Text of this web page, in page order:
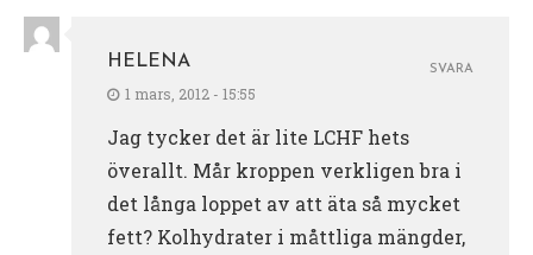
HELENA
1 mars, 2012 - 15:55
Jag tycker det är lite LCHF hets
överallt. Mår kroppen verkligen bra i
det långa loppet av att äta så mycket
fett? Kolhydrater i måttliga mängder,
SVARA